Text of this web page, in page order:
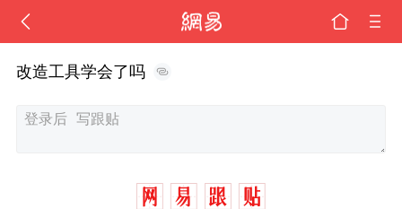
改造工具学会了吗